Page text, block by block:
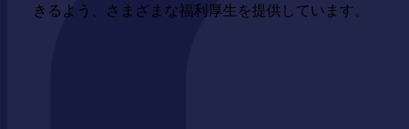
きるよう、さまざまな福利厚生を提供しています。